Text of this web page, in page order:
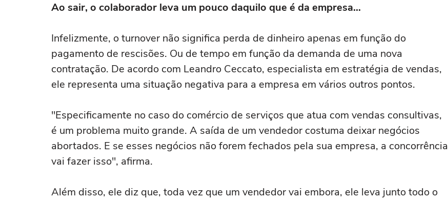
Ao sair, o colaborador leva um pouco daquilo que é da empresa…
Infelizmente, o turnover não significa perda de dinheiro apenas em função do
pagamento de rescisões. Ou de tempo em função da demanda de uma nova
contratação. De acordo com Leandro Ceccato, especialista em estratégia de vendas,
ele representa uma situação negativa para a empresa em vários outros pontos.
"Especificamente no caso do comércio de serviços que atua com vendas consultivas,
é um problema muito grande. A saída de um vendedor costuma deixar negócios
abortados. E se esses negócios não forem fechados pela sua empresa, a concorrência
vai fazer isso", afirma.
Além disso, ele diz que, toda vez que um vendedor vai embora, ele leva junto todo o